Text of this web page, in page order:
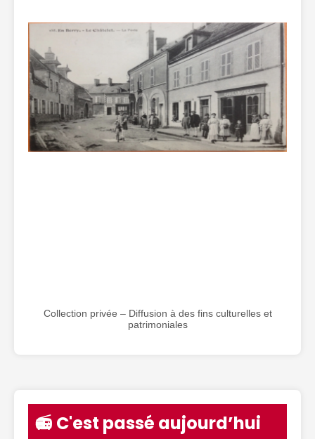
Collection privée – Diffusion à des fins culturelles et
patrimoniales
📻 C'est passé aujourd’hui